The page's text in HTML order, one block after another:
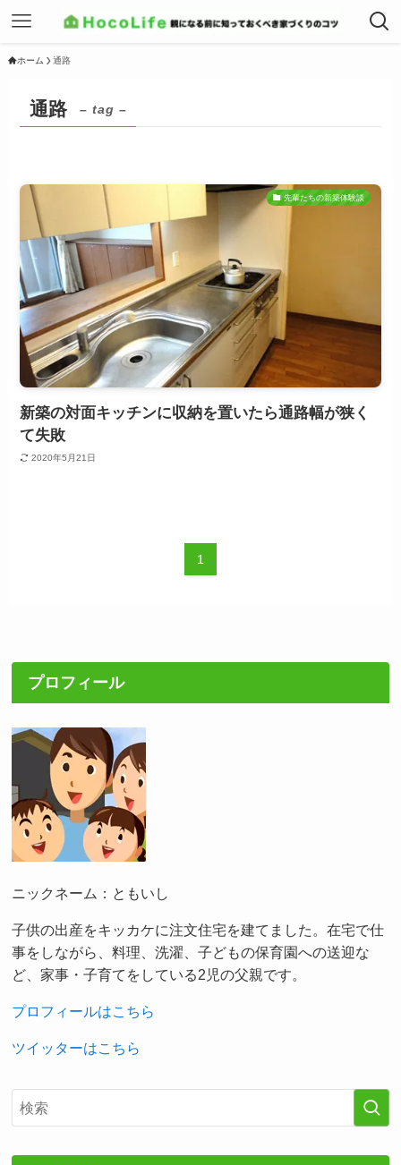
ホーム 通路
通路 – tag –
先輩たちの新築体験談
新築の対面キッチンに収納を置いたら通路幅が狭く
て失敗
2020年5月21日
1
プロフィール
ニックネーム：ともいし
子供の出産をキッカケに注文住宅を建てました。在宅で仕
事をしながら、料理、洗濯、子どもの保育園への送迎な
ど、家事・子育てをしている2児の父親です。
プロフィールはこちら
ツイッターはこちら